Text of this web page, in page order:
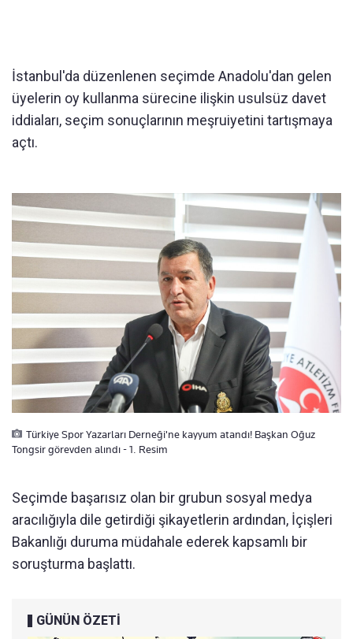
İstanbul'da düzenlenen seçimde Anadolu'dan gelen
üyelerin oy kullanma sürecine ilişkin usulsüz davet
iddiaları, seçim sonuçlarının meşruiyetini tartışmaya
açtı.
Türkiye Spor Yazarları Derneği'ne kayyum atandı! Başkan Oğuz
Tongsir görevden alındı - 1. Resim
Seçimde başarısız olan bir grubun sosyal medya
aracılığıyla dile getirdiği şikayetlerin ardından, İçişleri
Bakanlığı duruma müdahale ederek kapsamlı bir
soruşturma başlattı.
GÜNÜN ÖZETİ